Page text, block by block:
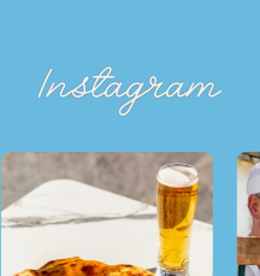
Instagram